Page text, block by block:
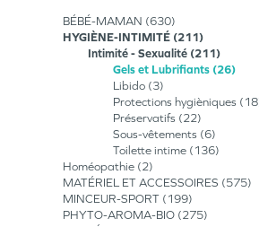
BÉBÉ-MAMAN 630
HYGIÈNE-INTIMITÉ 211
Intimité - Sexualité 211
Gels et Lubrifiants 26
Libido 3
Protections hygièniques
18
Préservatifs
22
Sous-vêtements 6
Toilette intime
136
Homéopathie 2
MATÉRIEL ET ACCESSOIRES
575
MINCEUR-SPORT
199
PHYTO-AROMA-BIO 275